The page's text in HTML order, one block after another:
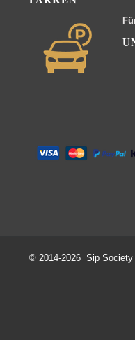
© 2014-2026 Sip Society